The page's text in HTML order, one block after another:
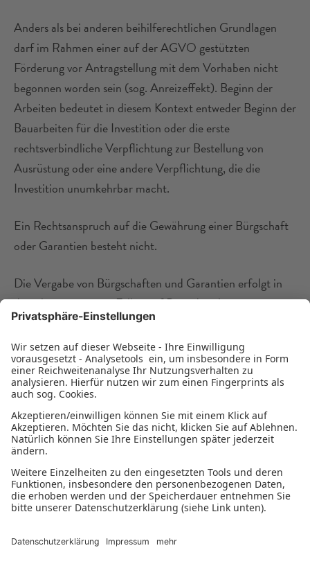
Anders als bei anderen beihilferechtlichen Grundlagen
darf im Rahmen einer auf der AGVO gestützten
Förderung vor Antragstellung mit dem Vorhaben nicht
begonnen worden sein (sog. Anreizeffekt). Beginn der
Arbeiten bedeutet in diesem Kontext entweder Beginn der
Bauarbeiten für die Investition oder die erste
rechtsverbindliche Verpflichtung zur Bestellung von
Ausrüstung oder eine andere Verpflichtung, die die
Investition unumkehrbar macht.
Ein Rechtsanspruch auf die Gewährung einer Bürgschaft
oder Garantien besteht nicht.
Die Vergabe von Bürgschaften und Garantien erfolgt in
den oben genannten Fällen auf Basis der oben genannten
Verordnung. Die mit der Bürgschaft bzw. Garantie
verbundenen Beihilfewerte werden bei der Gewährung der
Beihilfe ermittelt.
Die Bürgschafts- und Garantieprogramme der
Bürgschaftsbanken und Garantiegesellschaften können im
Internet abgerufen werden. Eine Übersicht der Institute
findet sich auf unserer Website unter "